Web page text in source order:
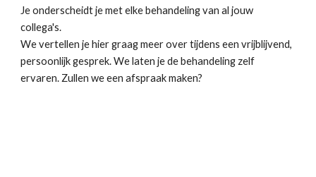
Je onderscheidt je met elke behandeling van al jouw
collega's.
We vertellen je hier graag meer over tijdens een vrijblijvend,
persoonlijk gesprek. We laten je de behandeling zelf
ervaren. Zullen we een afspraak maken?